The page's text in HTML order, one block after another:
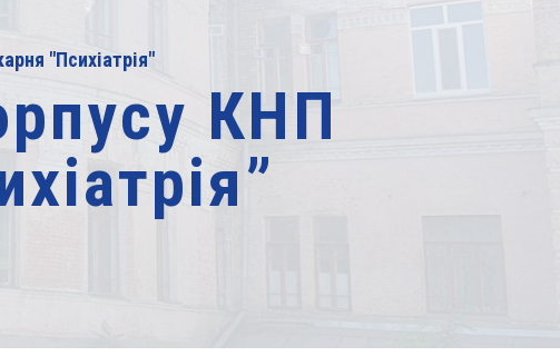
"Психіатрія"
КНП